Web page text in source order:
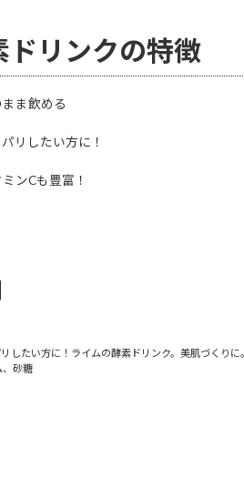
ドリンクの特徴
ま飲める
リしたい方に！
ンCも豊富！
したい方に！ライムの酵素ドリンク。美肌づくりに
砂糖